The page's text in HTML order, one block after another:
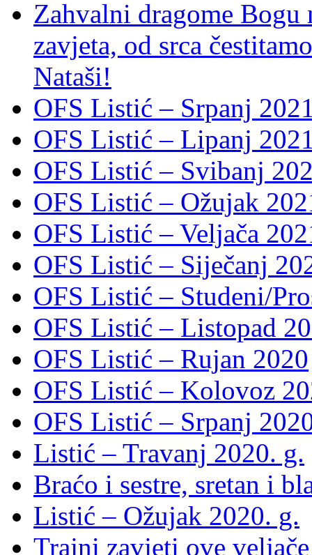
Zahvalni dragome Bogu
zavjeta, od srca
Nataši!
OFS Listić – Srpanj
OFS Listić – Lipanj
OFS Listić – Svibanj
OFS Listić – Ožujak
OFS Listić – Veljača
OFS Listić – Siječanj
OFS Listić – Studeni/
OFS Listić – Listopad
OFS Listić – Rujan 2020
OFS Listić – Kolovoz
OFS Listić – Srpanj
Listić – Travanj 2020. g.
Braćo i sestre, sretan i
Listić – Ožujak 2020. g.
Trajni zavjeti ove